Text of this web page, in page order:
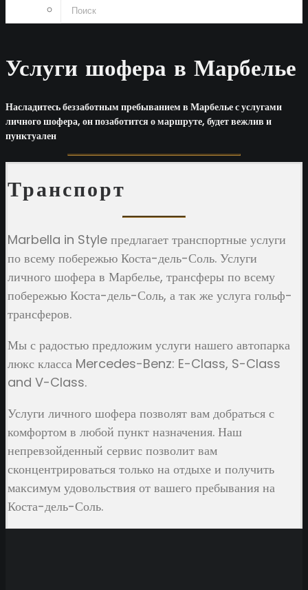
Услуги шофера в Марбелье
Насладитесь беззаботным пребыванием в Марбелье с услугами
личного шофера, он позаботится о маршруте, будет вежлив и
пунктуален
Транспорт
Marbella in Style предлагает транспортные услуги
по всему побережью Коста-дель-Соль. Услуги
личного шофера в Марбелье, трансферы по всему
побережью Коста-дель-Соль, а так же услуга гольф-
трансферов.
Мы с радостью предложим услуги нашего автопарка
люкс класса Mercedes-Benz: E-Class, S-Class
and V-Class.
Услуги личного шофера позволят вам добраться с
комфортом в любой пункт назначения. Наш
непревзойденный сервис позволит вам
сконцентрироваться только на отдыхе и получить
максимум удовольствия от вашего пребывания на
Коста-дель-Соль.